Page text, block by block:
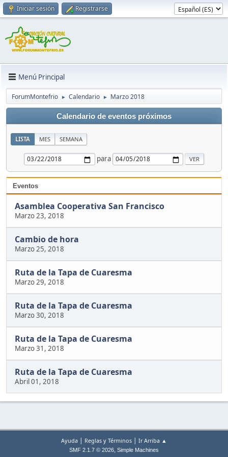
Iniciar sesión Registrarse
Menú Principal
ForumMontefrio ► Calendario ► Marzo 2018
Calendario de eventos próximos
LISTA MES SEMANA
para
Eventos
Asamblea Cooperativa San Francisco
Marzo 23, 2018
Cambio de hora
Marzo 25, 2018
Ruta de la Tapa de Cuaresma
Marzo 29, 2018
Ruta de la Tapa de Cuaresma
Marzo 30, 2018
Ruta de la Tapa de Cuaresma
Marzo 31, 2018
Ruta de la Tapa de Cuaresma
Abril 01, 2018
Ayuda | Reglas y Términos | Ir Arriba ▲
SMF 2.1.7 © 2026, Simple Machines